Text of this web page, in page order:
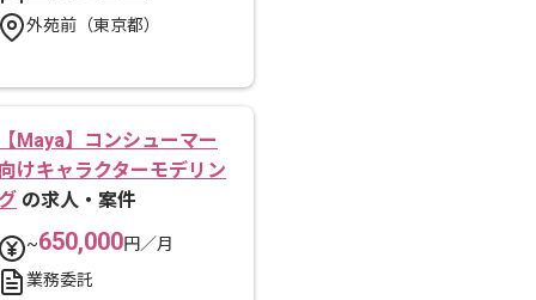
外苑前（東京都）
Maya】コンシューマー
けキャラクターモデリン
の求人・案件
~650,000円／月
業務委託